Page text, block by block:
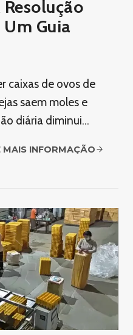
Guia
caixas de ovos de
saem moles e
diária diminui…
MAIS INFORMAÇÃO